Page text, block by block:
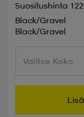
Suositushinta
Black/gravel
Black/gravel
Valitse Koko
Valitse Koko